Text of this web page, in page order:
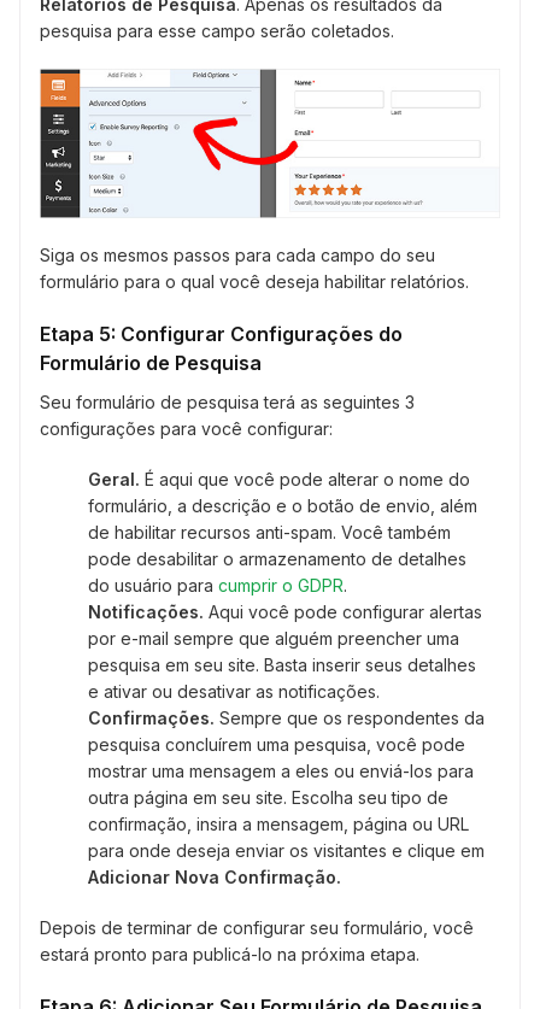
Relatórios de Pesquisa. Apenas os resultados da
pesquisa para esse campo serão coletados.
Siga os mesmos passos para cada campo do seu
formulário para o qual você deseja habilitar relatórios.
Etapa 5: Configurar Configurações do
Formulário de Pesquisa
Seu formulário de pesquisa terá as seguintes 3
configurações para você configurar:
Geral. É aqui que você pode alterar o nome do
formulário, a descrição e o botão de envio, além
de habilitar recursos anti-spam. Você também
pode desabilitar o armazenamento de detalhes
do usuário para cumprir o GDPR.
Notificações. Aqui você pode configurar alertas
por e-mail sempre que alguém preencher uma
pesquisa em seu site. Basta inserir seus detalhes
e ativar ou desativar as notificações.
Confirmações. Sempre que os respondentes da
pesquisa concluírem uma pesquisa, você pode
mostrar uma mensagem a eles ou enviá-los para
outra página em seu site. Escolha seu tipo de
confirmação, insira a mensagem, página ou URL
para onde deseja enviar os visitantes e clique em
Adicionar Nova Confirmação.
Depois de terminar de configurar seu formulário, você
estará pronto para publicá-lo na próxima etapa.